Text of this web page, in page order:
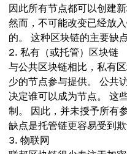
因此所有节点都可以创建
然而，不可能改变已经放
的。 这种区块链的主要缺
私有（或托管）区块链
与公共区块链相比，私有
少的节点参与提供。 公共
决定谁可以成为节点。 这
制。 因此，并未授予所有
缺点是托管链更容易受到欺
物联网